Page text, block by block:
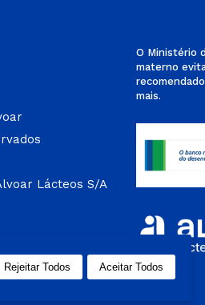
Lácteos S/A
O Ministério
materno
mais.
Rejeitar Todos Aceitar Todos